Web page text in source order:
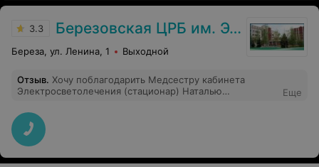
3.3 Березовская ЦРБ им. Э.Э. Вержбицкого
Береза, ул. Ленина, 1 Выходной
Отзыв. Хочу поблагодарить Медсестру кабинета
Электросветолечения (стационар) Наталью
общение с каждым пациентом, за милую улыбку, за
тёплую энергетику! Каждый раз, придя к ней в кабинет
на процедуру, я слышала как она мило беседует с
пациентами, подбодрит мужчин в возрасте (которые
падают духом), пошутит, а с женщинами (в том числе и
Еще